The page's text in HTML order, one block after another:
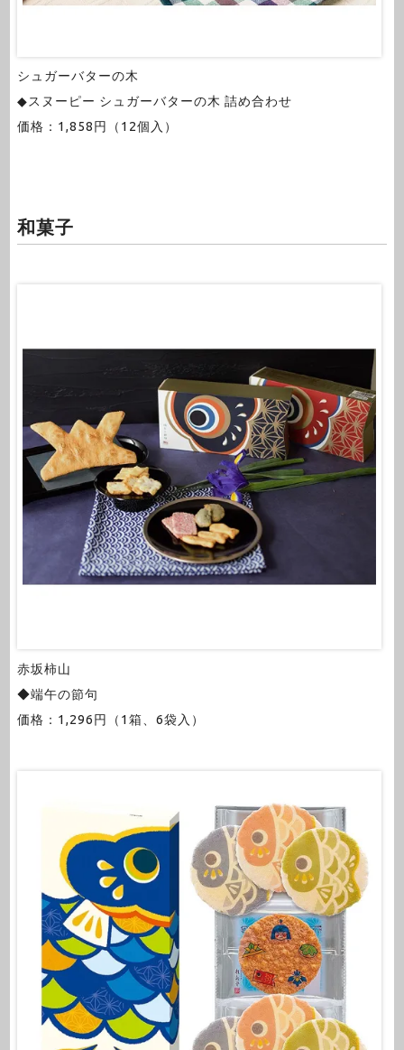
シュガーバターの木
◆スヌーピー シュガーバターの木 詰め合わせ
価格：1,858円（12個入）
和菓子
赤坂柿山
◆端午の節句
価格：1,296円（1箱、6袋入）